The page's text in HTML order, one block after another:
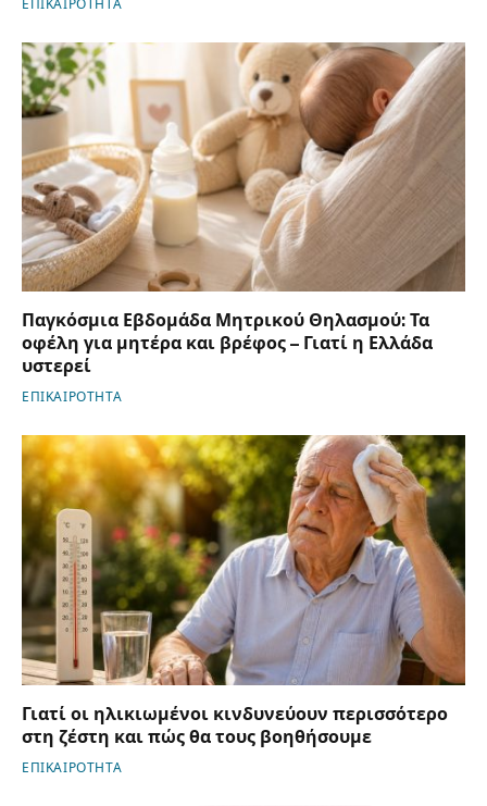
ΕΠΙΚΑΙΡΟΤΗΤΑ
Παγκόσμια Εβδομάδα Μητρικού Θηλασμού: Τα
οφέλη για μητέρα και βρέφος – Γιατί η Ελλάδα
υστερεί
ΕΠΙΚΑΙΡΟΤΗΤΑ
Γιατί οι ηλικιωμένοι κινδυνεύουν περισσότερο
στη ζέστη και πώς θα τους βοηθήσουμε
ΕΠΙΚΑΙΡΟΤΗΤΑ